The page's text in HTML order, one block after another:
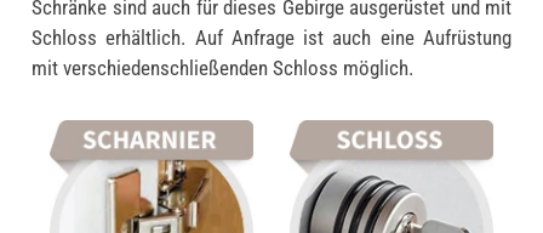
Schränke sind auch für dieses Gebirge ausgerüstet und mit
Schloss erhältlich. Auf Anfrage ist auch eine Aufrüstung
mit verschiedenschließenden Schloss möglich.